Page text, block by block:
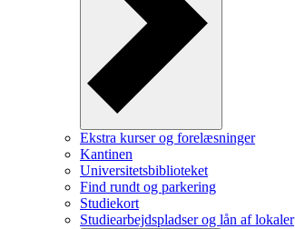
Ekstra kurser og forelæsninger
Kantinen
Universitetsbiblioteket
Find rundt og parkering
Studiekort
Studiearbejdspladser og lån af lokaler